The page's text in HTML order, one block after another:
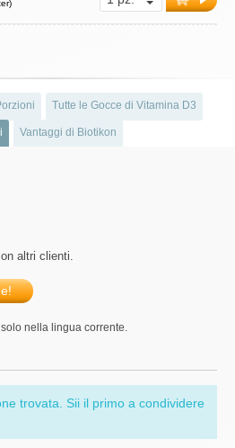
Tutte le Gocce di Vitamina D3
Vantaggi di Biotikon
altri clienti.
nella lingua corrente.
trovata. Sii il primo a condividere